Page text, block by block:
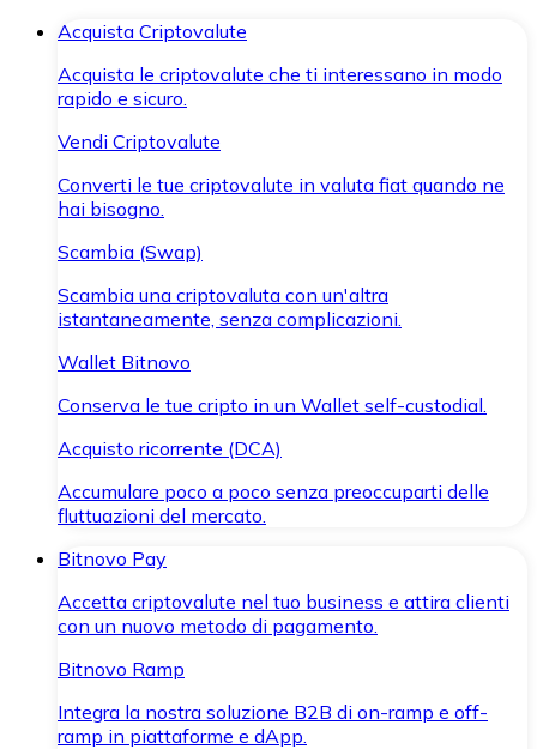
Acquista Criptovalute
Acquista le criptovalute che ti interessano in modo
rapido e sicuro.
Vendi Criptovalute
Converti le tue criptovalute in valuta fiat quando ne
hai bisogno.
Scambia (Swap)
Scambia una criptovaluta con un'altra
istantaneamente, senza complicazioni.
Wallet Bitnovo
Conserva le tue cripto in un Wallet self-custodial.
Acquisto ricorrente (DCA)
Accumulare poco a poco senza preoccuparti delle
fluttuazioni del mercato.
Bitnovo Pay
Accetta criptovalute nel tuo business e attira clienti
con un nuovo metodo di pagamento.
Bitnovo Ramp
Integra la nostra soluzione B2B di on-ramp e off-
ramp in piattaforme e dApp.